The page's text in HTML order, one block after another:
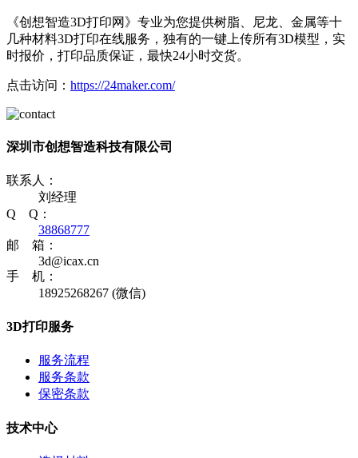
《创想智造3D打印网》专业为您提供树脂、尼龙、金属等十
几种材料3D打印在线服务，独有的一键上传所有3D模型，实
时报价，打印品质保证，最快24小时交货。
点击访问： https://24maker.com/
深圳市创想智造科技有限公司
联系人：
刘经理
Q Q：
38868777
邮 箱：
3d@icax.cn
手 机：
18925268267 (微信)
3D打印服务
服务流程
服务条款
保密条款
技术中心